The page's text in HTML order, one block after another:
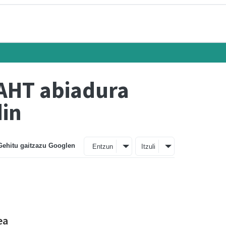
abiadura
gaitzazu Googlen Entzun Itzuli